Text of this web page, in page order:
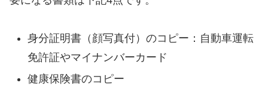
身分証明書（顔写真付）のコピー：自動車運転
免許証やマイナンバーカード
健康保険書のコピー